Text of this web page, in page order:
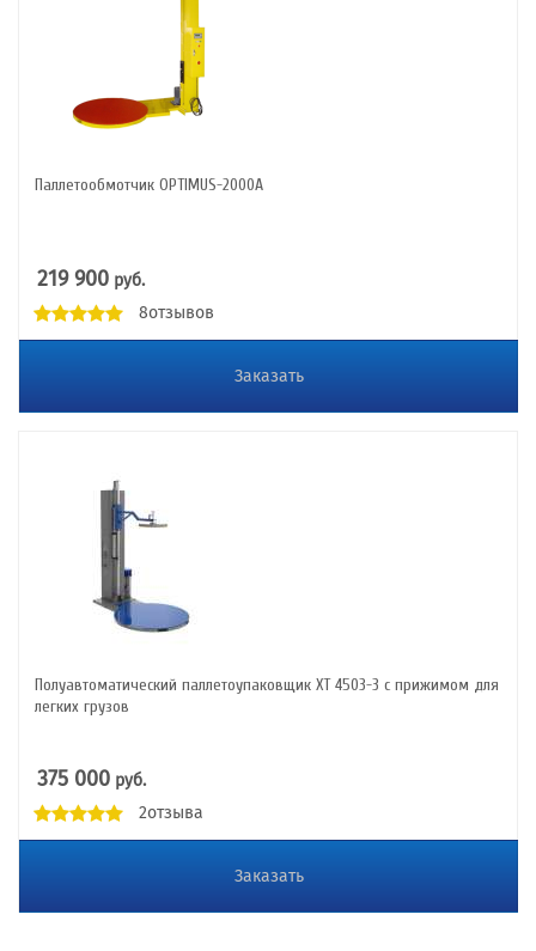
Паллетообмотчик OPTIMUS-2000А
219 900 руб.
8отзывов
Заказать
Полуавтоматический паллетоупаковщик XT 4503-3 с прижимом для
легких грузов
375 000 руб.
2отзыва
Заказать